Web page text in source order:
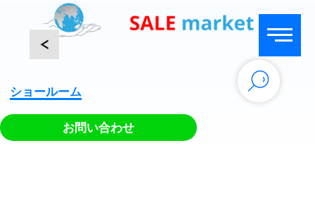
お問い合わせ
<